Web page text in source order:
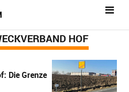
HOF
Die Grenze